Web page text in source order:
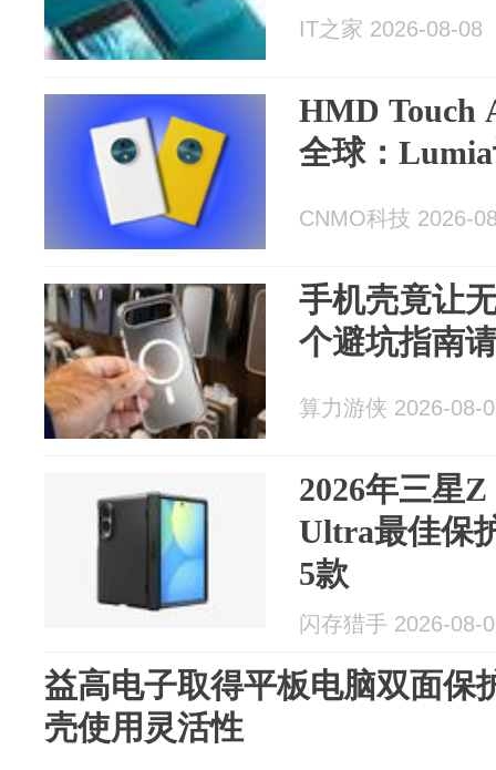
IT之家 2026-08-08
HMD Touch
全球：
CNMO科技 2026-
手机壳竟让
个避坑指南
算力游侠 2026-08-
2026年三星
Ultra最佳保
5款
闪存猎手 2026-08-
益高电子取得平板电脑双面保
壳使用灵活性